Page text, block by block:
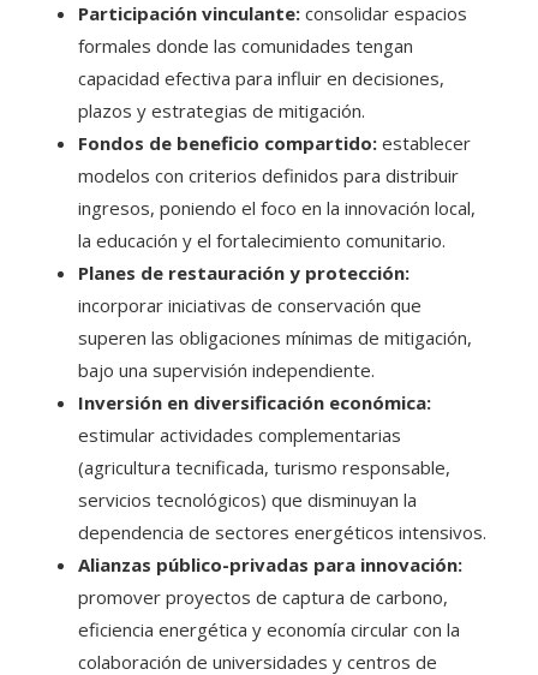
Participación vinculante: consolidar espacios
formales donde las comunidades tengan
capacidad efectiva para influir en decisiones,
plazos y estrategias de mitigación.
Fondos de beneficio compartido: establecer
modelos con criterios definidos para distribuir
ingresos, poniendo el foco en la innovación local,
la educación y el fortalecimiento comunitario.
Planes de restauración y protección:
incorporar iniciativas de conservación que
superen las obligaciones mínimas de mitigación,
bajo una supervisión independiente.
Inversión en diversificación económica:
estimular actividades complementarias
(agricultura tecnificada, turismo responsable,
servicios tecnológicos) que disminuyan la
dependencia de sectores energéticos intensivos.
Alianzas público-privadas para innovación:
promover proyectos de captura de carbono,
eficiencia energética y economía circular con la
colaboración de universidades y centros de